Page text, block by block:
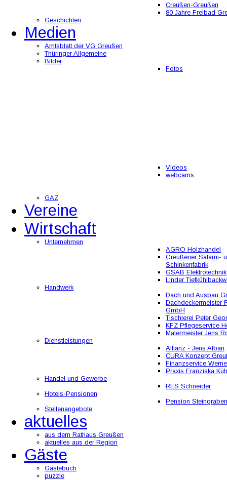
Creußen-Greußen
80 Jahre Freibad
Geschichten
Medien
Amtsblatt der VG Greußen
Thüringer Allgemeine
Bilder
Fotos
Videos
webcams
GAZ
Vereine
Wirtschaft
Unternehmen
AGRO Holzhandel
Greußener Salami-
Schinkenfabrik
GSAB Elektrotechnik
Linder
Handwerk
Dach und Ausbau
Dachdeckermeister
GmbH
Tischlerei Peter
KFZ Pflegeservice
Malermeister Jens
Dienstleistungen
Allianz - Jens Alban
CURA Konzept
Finanzservice
Praxis Franziska
Handel und Gewerbe
RES Schneider
Hotels-Pensionen
Pension Steingraben
Stellenangebote
aktuelles
aus dem Rathaus Greußen
aktuelles aus der Region
Gäste
Gästebuch
puzzle